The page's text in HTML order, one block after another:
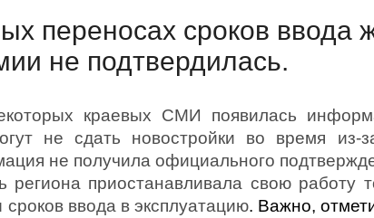
переносах сроков ввода
не подтвердилась.
краевых СМИ появилась
не сдать новостройки во время из-
не получила официального
региона приостанавливала свою работу
ввода в эксплуатацию. Важно,